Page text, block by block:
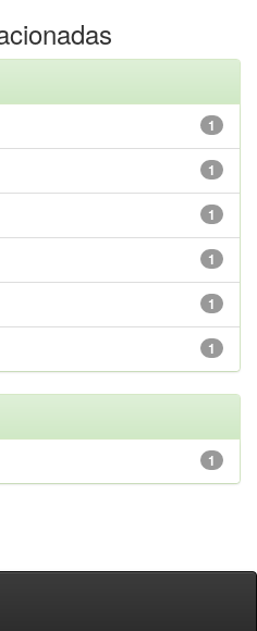
1
1
1
1
1
1
1